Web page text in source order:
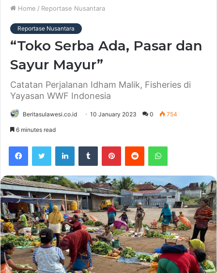
Home / Reportase Nusantara
Reportase Nusantara
“Toko Serba Ada, Pasar dan
Sayur Mayur”
Catatan Perjalanan Idham Malik, Fisheries di
Yayasan WWF Indonesia
Beritasulawesi.co.id 10 January 2023 0 754
6 minutes read